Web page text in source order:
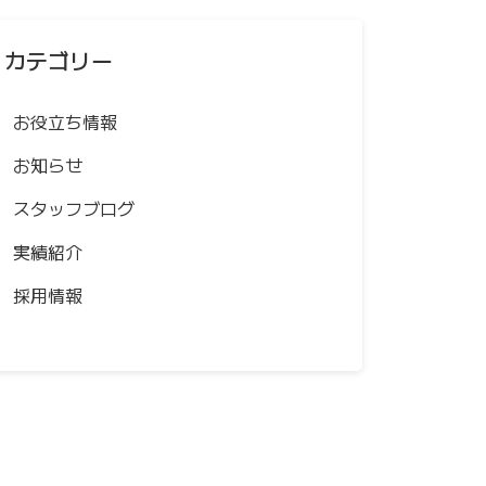
カテゴリー
お役立ち情報
お知らせ
スタッフブログ
実績紹介
採用情報